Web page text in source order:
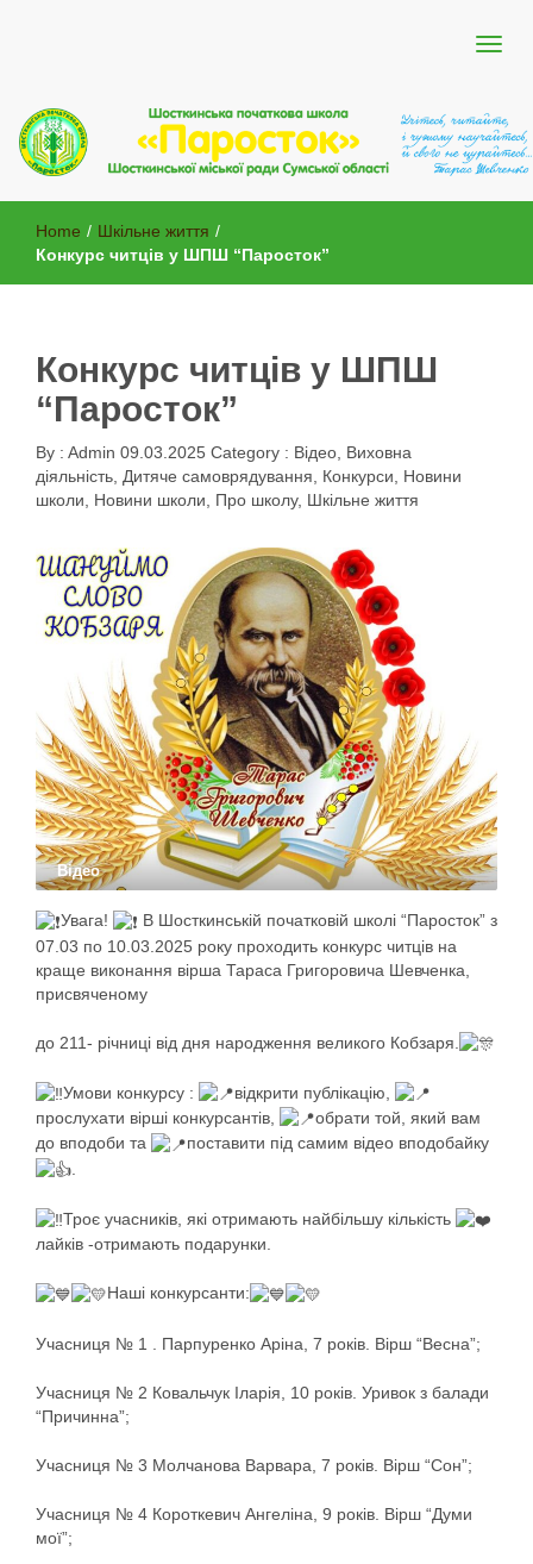
Шосткинська початкова школа
"Паросток"
Home / Шкільне життя /
Конкурс читців у ШПШ “Паросток”
Конкурс читців у ШПШ
“Паросток”
By : Admin 09.03.2025 Category : Відео, Виховна
діяльність, Дитяче самоврядування, Конкурси, Новини
школи, Новини школи, Про школу, Шкільне життя
Відео
Увага!
В Шосткинській початковій школі “Паросток” з
07.03 по 10.03.2025 року проходить конкурс читців на
краще виконання вірша Тараса Григоровича Шевченка,
присвяченому
до 211- річниці від дня народження великого Кобзаря.
Умови конкурсу :
відкрити публікацію,
прослухати вірші конкурсантів,
обрати той, який вам
до вподоби та
поставити під самим відео вподобайку
Троє учасників, які отримають найбільшу кількість
лайків -отримають подарунки.
Наші конкурсанти:
Учасниця № 1 . Парпуренко Аріна, 7 років. Вірш “Весна”;
Учасниця № 2 Ковальчук Іларія, 10 років. Уривок з балади
“Причинна”;
Учасниця № 3 Молчанова Варвара, 7 років. Вірш “Сон”;
Учасниця № 4 Короткевич Ангеліна, 9 років. Вірш “Думи
мої”;